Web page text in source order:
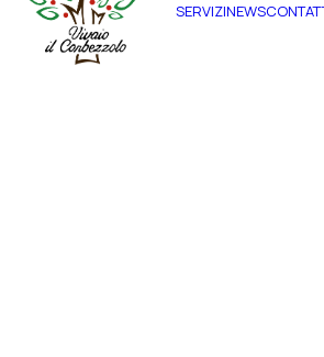
SERVIZINEWS